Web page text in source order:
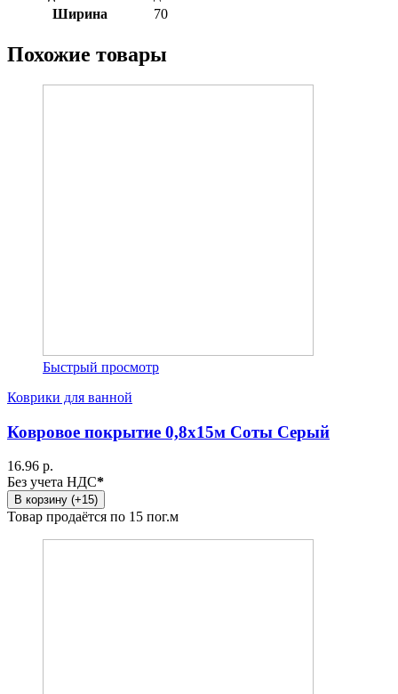
Ширина
70
Похожие товары
Быстрый просмотр
Коврики для ванной
Ковровое покрытие 0,8х15м Соты Серый
16.96 р.
Без учета НДС*
В корзину (+15)
Товар продаётся по 15 пог.м